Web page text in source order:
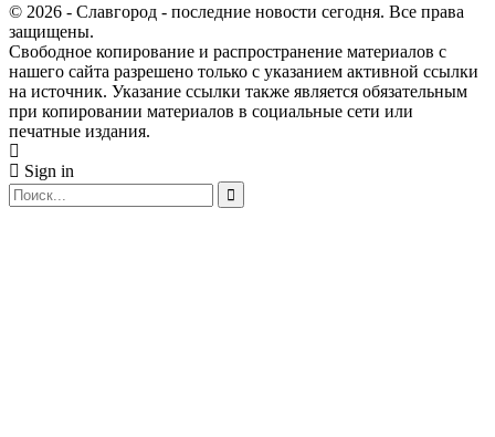
© 2026 - Славгород - последние новости сегодня. Все права
защищены.
Свободное копирование и распространение материалов с
нашего сайта разрешено только с указанием активной ссылки
на источник. Указание ссылки также является обязательным
при копировании материалов в социальные сети или
печатные издания.
Sign in